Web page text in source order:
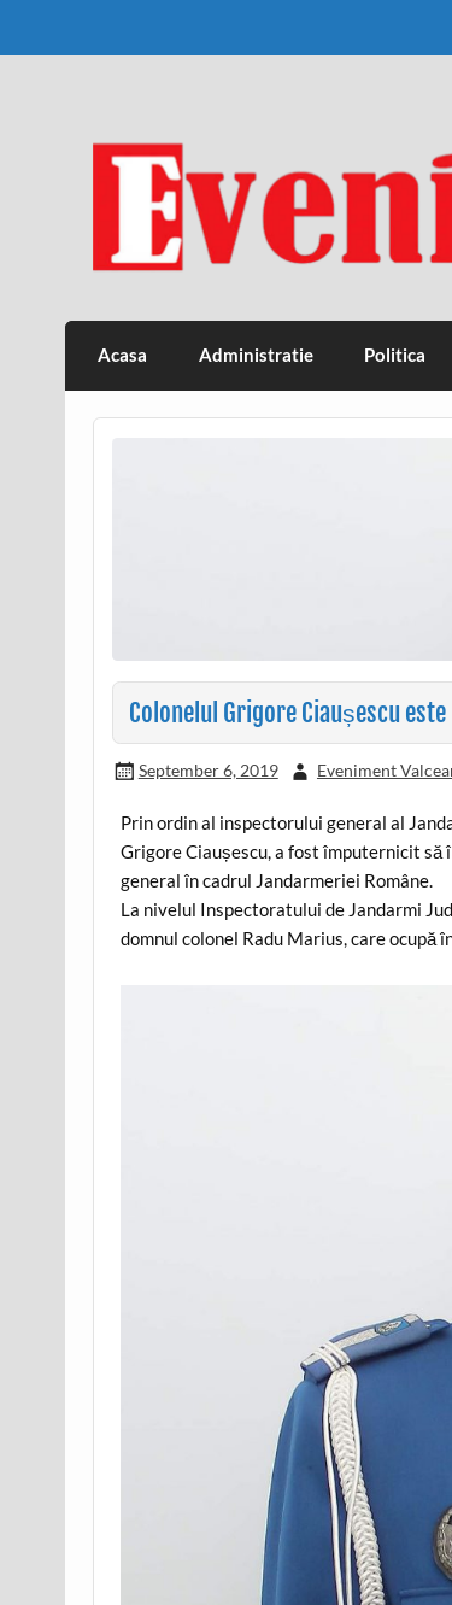
Eveniment Valcean
Acasa Administratie Politica
Colonelul Grigore Ciaușescu
September 6, 2019 Eveniment
Prin ordin al inspectorului general al
Grigore Ciaușescu, a fost împuternicit
general în cadrul Jandarmeriei Române.
La nivelul Inspectoratului de Jandarmi
domnul colonel Radu Marius, care ocupă